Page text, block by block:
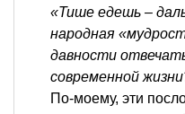
«Тише едешь –
народная
давности
современной
По-моему, эти